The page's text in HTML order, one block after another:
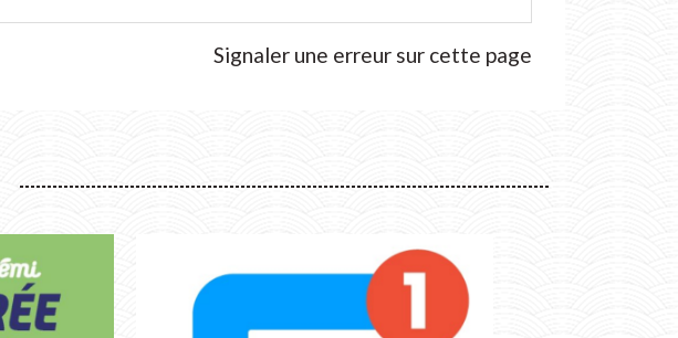
Signaler une erreur sur cette page